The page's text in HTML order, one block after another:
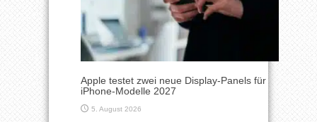
Apple testet zwei neue Display-Panels für
iPhone-Modelle 2027
5. August 2026